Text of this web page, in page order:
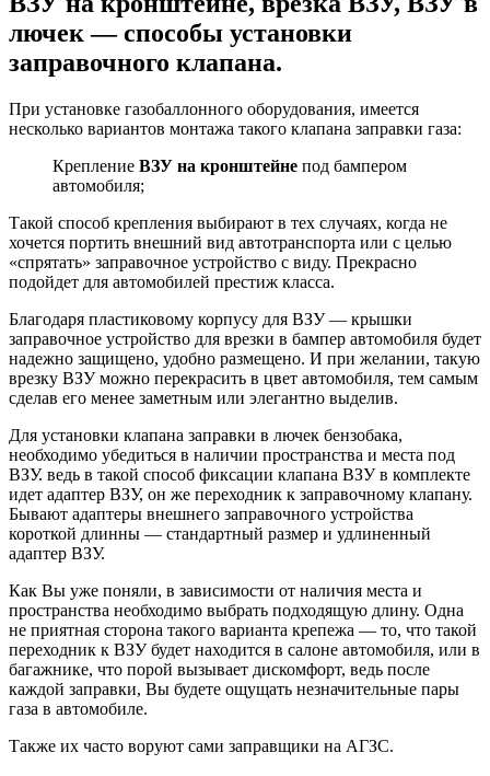
лючек — способы установки
заправочного клапана.
При установке газобаллонного оборудования, имеется
несколько вариантов монтажа такого клапана заправки газа:
Крепление ВЗУ на кронштейне под бампером
автомобиля;
Такой способ крепления выбирают в тех случаях, когда не
хочется портить внешний вид автотранспорта или с целью
«спрятать» заправочное устройство с виду. Прекрасно
подойдет для автомобилей престиж класса.
Благодаря пластиковому корпусу для ВЗУ — крышки
заправочное устройство для врезки в бампер автомобиля будет
надежно защищено, удобно размещено. И при желании, такую
врезку ВЗУ можно перекрасить в цвет автомобиля, тем самым
сделав его менее заметным или элегантно выделив.
Для установки клапана заправки в лючек бензобака,
необходимо убедиться в наличии пространства и места под
ВЗУ. ведь в такой способ фиксации клапана ВЗУ в комплекте
идет адаптер ВЗУ, он же переходник к заправочному клапану.
Бывают адаптеры внешнего заправочного устройства
короткой длинны — стандартный размер и удлиненный
адаптер ВЗУ.
Как Вы уже поняли, в зависимости от наличия места и
пространства необходимо выбрать подходящую длину. Одна
не приятная сторона такого варианта крепежа — то, что такой
переходник к ВЗУ будет находится в салоне автомобиля, или в
багажнике, что порой вызывает дискомфорт, ведь после
каждой заправки, Вы будете ощущать незначительные пары
газа в автомобиле.
Также их часто воруют сами заправщики на АГЗС.